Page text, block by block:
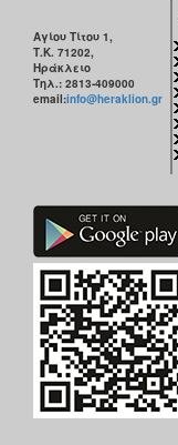
Αγίου Τίτου 1,
Τ.Κ. 71202,
Ηράκλειο
Τηλ.: 2813-409000
email:info@heraklion.gr